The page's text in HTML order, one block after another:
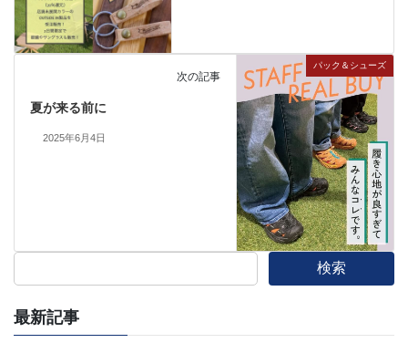
パック＆シューズ
次の記事
夏が来る前に
2025年6月4日
検索
最新記事